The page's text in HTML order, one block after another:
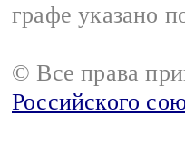
графе указано
© Все права
Российского